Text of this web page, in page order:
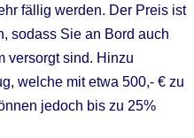
fällig werden. Der Preis ist
sodass Sie an Bord auch
versorgt sind. Hinzu
welche mit etwa 500,- € zu
jedoch bis zu 25%